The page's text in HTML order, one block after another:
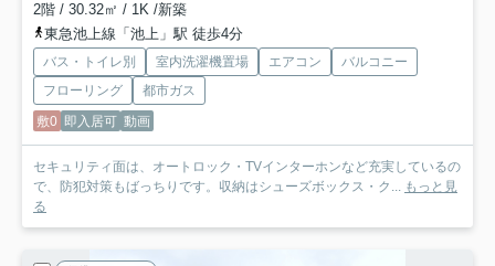
2階 / 30.32㎡ / 1K /新築
東急池上線「池上」駅 徒歩4分
バス・トイレ別 室内洗濯機置場 エアコン
バルコニー
フローリング
都市ガス
敷0 即入居可 動画
セキュリティ面は、オートロック・TVインターホンなど充実しているの
で、防犯対策もばっちりです。収納はシューズボックス・ク... もっと見
る